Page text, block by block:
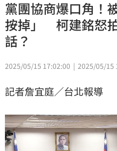
黨團協商爆口角！
按掉」 柯建銘怒
話？
2025/05/15 17:02:00 2025/05/15
記者詹宜庭／台北報導